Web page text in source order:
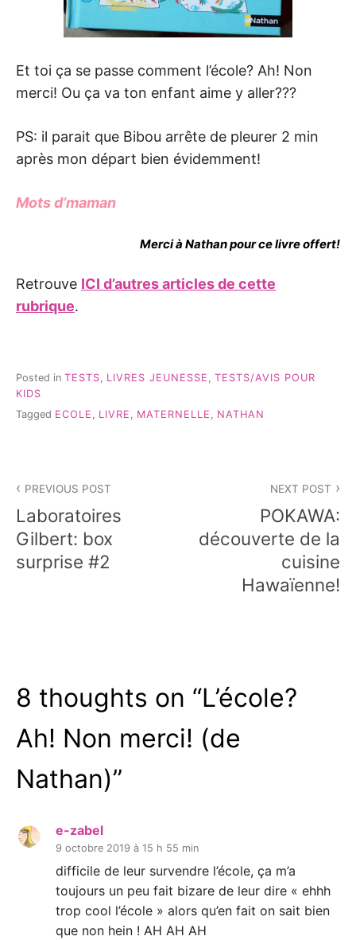
Et toi ça se passe comment l’école? Ah! Non
merci! Ou ça va ton enfant aime y aller???
PS: il parait que Bibou arrête de pleurer 2 min
après mon départ bien évidemment!
Mots d’maman
Merci à Nathan pour ce livre offert!
Retrouve ICI d’autres articles de cette
rubrique.
Posted in TESTS LIVRES JEUNESSE
TESTS/AVIS POUR
KIDS
Tagged ECOLE , LIVRE , MATERNELLE , NATHAN
de
l’article
PREVIOUS POST
Laboratoires
Gilbert: box
surprise #2
NEXT POST
POKAWA:
découverte de la
cuisine
Hawaïenne!
8 thoughts on “L’école?
Ah! Non merci! (de
Nathan)”
e-zabel
9 octobre 2019 à 15 h 55 min
difficile de leur survendre l’école, ça m’a
toujours un peu fait bizare de leur dire « ehhh
trop cool l’école » alors qu’en fait on sait bien
que non hein ! AH AH AH